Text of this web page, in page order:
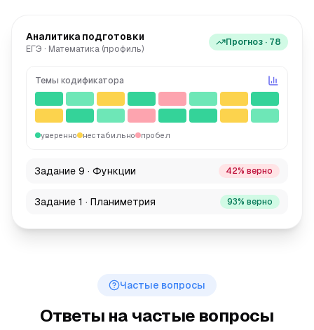
Аналитика подготовки
ЕГЭ · Математика (профиль)
Прогноз · 78
Темы кодификатора
уверенно нестабильно пробел
Задание 9 · Функции 42% верно
Задание 1 · Планиметрия 93% верно
Частые вопросы
Ответы на частые вопросы